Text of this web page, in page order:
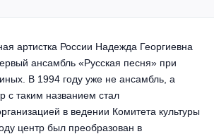
музыка
артистка России Надежда Георгиевна
ансамбль «Русская песня» при
В 1994 году уже не ансамбль, а
с таким названием стал
в ведении Комитета культуры
центр был преобразован в